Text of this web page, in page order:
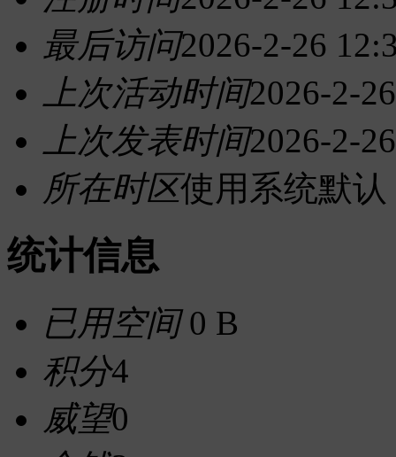
最后访问2026-2-26
上次活动时间2026-2-
上次发表时间2026-2-
所在时区使用系统默认
统计信息
已用空间0 B
积分4
威望0